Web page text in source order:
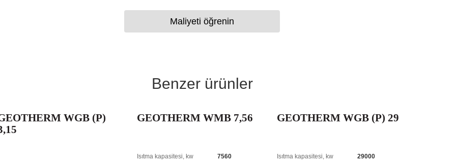
Maliyeti öğrenin
Benzer ürünler
WGB (P)
GEOTHERM WMB 7,56
Isıtma kapasitesi, kw 7560
GEOTHERM WGB (P) 29
Isıtma kapasitesi, kw 29000